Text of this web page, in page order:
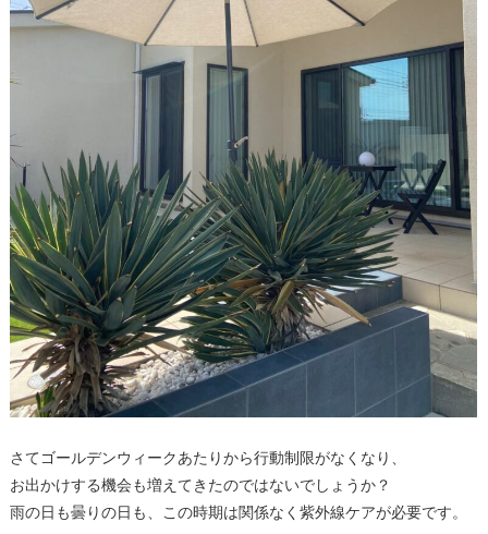
さてゴールデンウィークあたりから行動制限がなくなり、
お出かけする機会も増えてきたのではないでしょうか？
雨の日も曇りの日も、この時期は関係なく紫外線ケアが必要です。